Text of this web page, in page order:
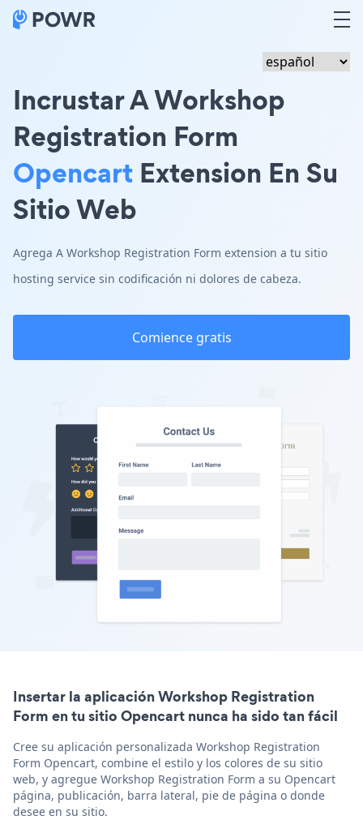
Incrustar A Workshop
Registration Form
Opencart Extension En Su
Sitio Web
Agrega A Workshop Registration Form extension a tu sitio
hosting service sin codificación ni dolores de cabeza.
Comience gratis
Insertar la aplicación Workshop Registration
Form en tu sitio Opencart nunca ha sido tan fácil
Cree su aplicación personalizada Workshop Registration
Form Opencart, combine el estilo y los colores de su sitio
web, y agregue Workshop Registration Form a su Opencart
página, publicación, barra lateral, pie de página o donde
desee en su sitio.